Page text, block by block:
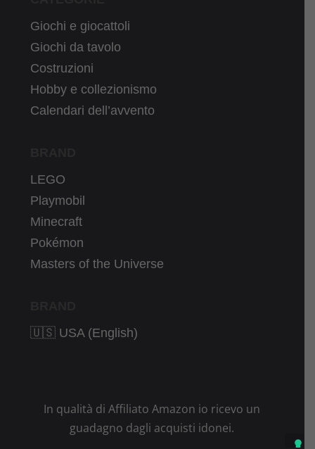
Giochi e giocattoli
Giochi da tavolo
Costruzioni
Hobby e collezionismo
Calendari dell’avvento
LEGO
Playmobil
Minecraft
Pokémon
Masters of the Universe
🇺🇸 USA (English)
In qualità di Affiliato Amazon io ricevo un
guadagno dagli acquisti idonei.